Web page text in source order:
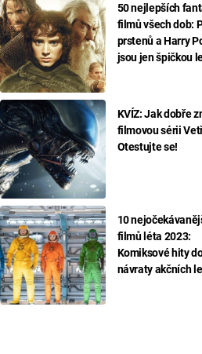
50 nejlepších
filmů všech dob:
prstenů a Harry
jsou jen špičkou
KVÍZ: Jak dobře
filmovou sérii
Otestujte se!
10
filmů léta 2023:
Komiksové hity
návraty akčních